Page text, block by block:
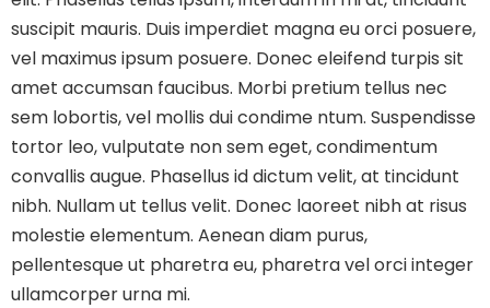
suscipit mauris. Duis imperdiet magna eu orci posuere,
vel maximus ipsum posuere. Donec eleifend turpis sit
amet accumsan faucibus. Morbi pretium tellus nec
sem lobortis, vel mollis dui condime ntum. Suspendisse
tortor leo, vulputate non sem eget, condimentum
convallis augue. Phasellus id dictum velit, at tincidunt
nibh. Nullam ut tellus velit. Donec laoreet nibh at risus
molestie elementum. Aenean diam purus,
pellentesque ut pharetra eu, pharetra vel orci integer
ullamcorper urna mi.